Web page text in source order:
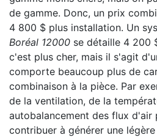
de gamme. Donc, un prix
4 800 $ plus installation. Un
Boréal 12000 se détaille 4 200
c'est plus cher, mais il s'agit
comporte beaucoup plus de
combinaison à la pièce. Par
de la ventilation, de la
autobalancement des flux d'air
contribuer à générer une